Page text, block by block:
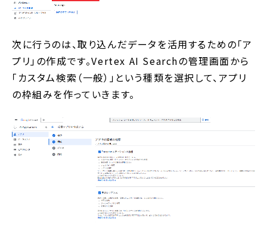
次に行うのは、取り込んだデータを活用するための「ア
プリ」の作成です。Vertex AI Searchの管理画面から
「カスタム検索（一般）」という種類を選択して、アプリ
の枠組みを作っていきます。